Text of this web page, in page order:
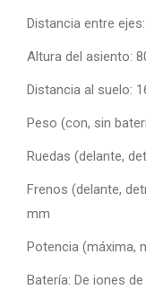
Distancia entre
Altura del asiento:
Distancia al suelo:
Peso (con, sin
Ruedas (delante,
Frenos (delante,
mm
Potencia (máxima,
Batería: De iones